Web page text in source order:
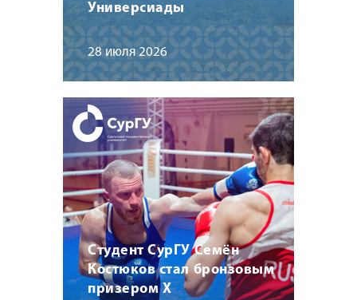
Универсиады
28 июля 2026
Студент СурГУ Семён
Костюков стал бронзовым
призером X